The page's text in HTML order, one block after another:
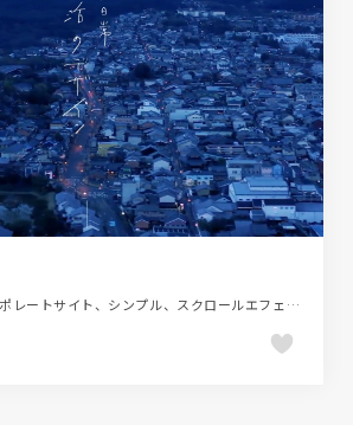
ギャラリー風、コーポレートサイト、シンプル、スクロールエフェクト、スタイリッシュ、ナチュラル、ホワイト系、動画が流れる、大きめ写真、建設・住宅・不動産